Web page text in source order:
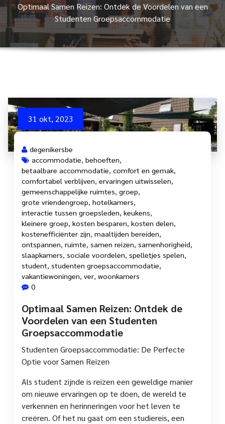
Optimaal Samen Reizen: Ontdek de Voordelen van een
Studenten Groepsaccommodatie
31 okt, 2023
degenikersbe
accommodatie, behoeften,
betaalbare accommodatie, comfort en gemak,
comfortabel verblijven, ervaringen uitwisselen,
gemeenschappelijke ruimtes, groep,
grote vriendengroep, hotelkamers,
interactie tussen groepsleden, keukens,
kleinere groep, kosten besparen, kosten delen,
kostenefficiënter zijn, maaltijden bereiden,
ontspannen, ruimte, samen reizen, samenhorigheid,
slaapkamers, sociale voordelen, spelletjes spelen,
student, studenten groepsaccommodatie,
vakantiewoningen, ver, woonkamers
0
Optimaal Samen Reizen: Ontdek de
Voordelen van een Studenten
Groepsaccommodatie
Studenten Groepsaccommodatie: De Perfecte
Optie voor Samen Reizen
Als student zijnde is reizen een geweldige manier
om nieuwe ervaringen op te doen, de wereld te
verkennen en herinneringen voor het leven te
creëren. Of het nu gaat om een studiereis, een